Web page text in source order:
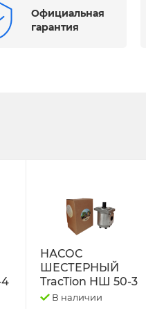
Официальная
гарантия
НАСОС
ШЕСТЕРНЫЙ
TracTion НШ 50-3
В наличии